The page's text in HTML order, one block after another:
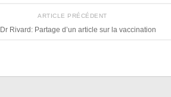
ARTICLE PRÉCÉDENT
Dr Rivard: Partage d’un article sur la vaccination